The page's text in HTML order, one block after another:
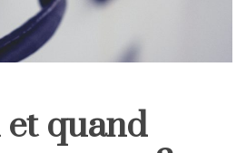
quand